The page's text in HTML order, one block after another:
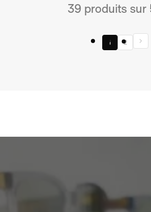
39 produits sur
1 2